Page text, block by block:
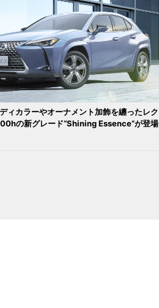
ィカラーやオーナメント加飾を纏ったレク
の新グレード“Shining Essence”が登場